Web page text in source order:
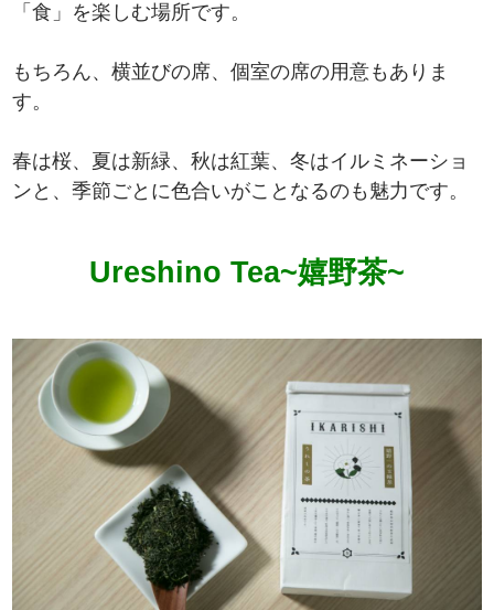
「食」を楽しむ場所です。
もちろん、横並びの席、個室の席の用意もありま
す。
春は桜、夏は新緑、秋は紅葉、冬はイルミネーショ
ンと、季節ごとに色合いがことなるのも魅力です。
Ureshino Tea~嬉野茶~